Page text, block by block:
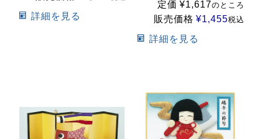
詳細を見る
定価 ¥1,617のところ
販売価格 ¥1,455税込
詳細を見る